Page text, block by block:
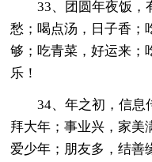
33、团圆年夜饭，
愁；喝点汤，日子香；
够；吃青菜，好运来；
乐！
34、年之初，信息
拜大年；事业兴，家美
爱少年；朋友多，结善